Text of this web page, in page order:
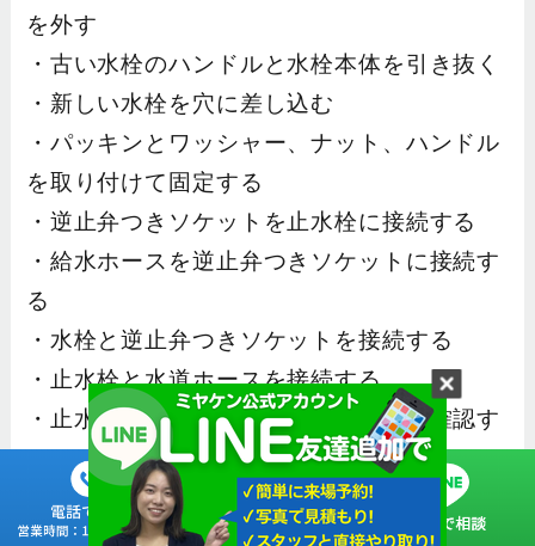
を外す
・古い水栓のハンドルと水栓本体を引き抜く
・新しい水栓を穴に差し込む
・パッキンとワッシャー、ナット、ハンドル
を取り付けて固定する
・逆止弁つきソケットを止水栓に接続する
・給水ホースを逆止弁つきソケットに接続す
る
・水栓と逆止弁つきソケットを接続する
・止水栓と水道ホースを接続する
・止水栓を開けて水漏れがないことを確認す
る
[作業のポイント]ハンドルを取り外すには上